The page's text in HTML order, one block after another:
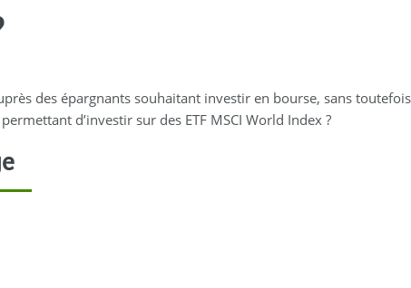
des épargnants souhaitant investir en bourse, sans
d’investir sur des ETF MSCI World Index ?